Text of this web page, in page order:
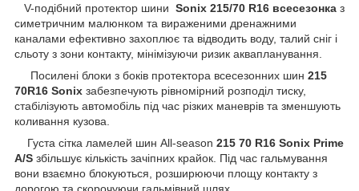
V-подібний протектор шини Sonix 215/70 R16 всесезонка з
симетричним малюнком та вираженими дренажними
каналами ефективно захоплює та відводить воду, талий сніг і
сльоту з зони контакту, мінімізуючи ризик аквапланування.
Посилені блоки з боків протектора всесезонних шин 215
70R16 Sonix забезпечують рівномірний розподіл тиску,
стабілізують автомобіль під час різких маневрів та зменшують
коливання кузова.
Густа сітка ламелей шин All-season 215 70 R16 Sonix Prime
A/S збільшує кількість зачіпних крайок. Під час гальмування
вони взаємно блокуються, розширюючи площу контакту з
дорогою та скорочуючи гальмівний шлях.